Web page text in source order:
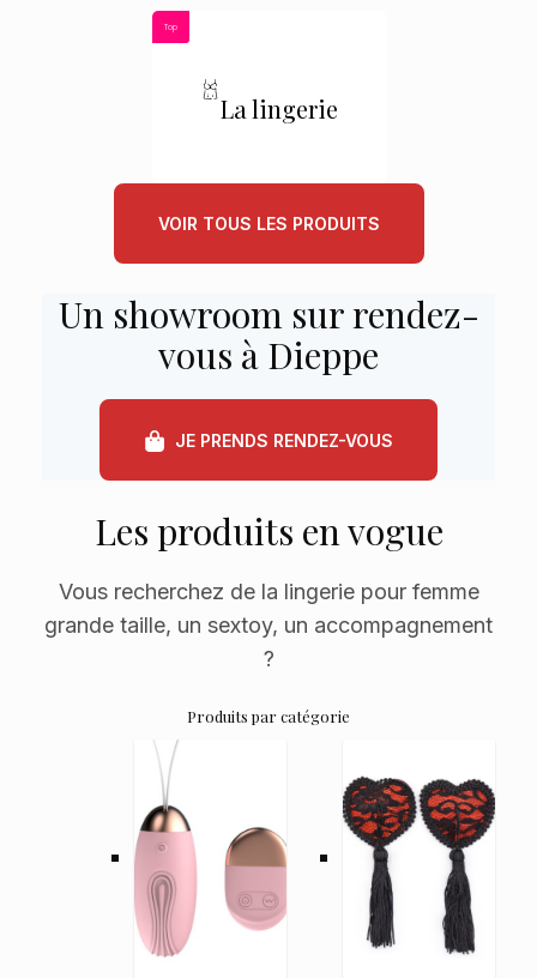
La lingerie
Top
VOIR TOUS LES PRODUITS
Un showroom sur rendez-
vous à Dieppe
JE PRENDS RENDEZ-VOUS
Les produits en vogue
Vous recherchez de la lingerie pour femme
grande taille, un sextoy, un accompagnement
?
Produits par catégorie